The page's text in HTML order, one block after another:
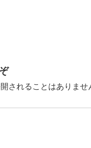
されることはありませ